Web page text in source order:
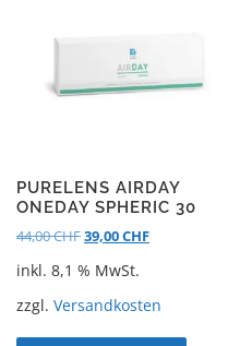
PURELENS AIRDAY
ONEDAY SPHERIC 30
44,00CHF39,00CHF
inkl. 8,1 % MwSt.
zzgl. Versandkosten